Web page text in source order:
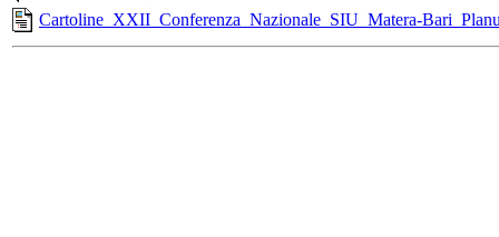
Cartoline_XXII_Conferenza_Nazionale_SIU_Matera-